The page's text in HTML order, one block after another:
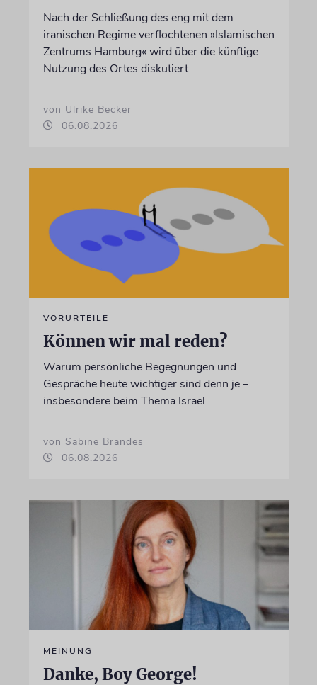
Nach der Schließung des eng mit dem
iranischen Regime verflochtenen »Islamischen
Zentrums Hamburg« wird über die künftige
Nutzung des Ortes diskutiert
von Ulrike Becker
06.08.2026
VORURTEILE
Können wir mal reden?
Warum persönliche Begegnungen und
Gespräche heute wichtiger sind denn je –
insbesondere beim Thema Israel
von Sabine Brandes
06.08.2026
MEINUNG
Danke, Boy George!